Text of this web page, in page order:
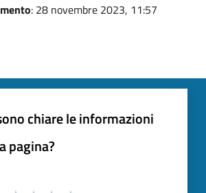
: 28 novembre 2023, 11:57
chiare le informazioni
pagina?